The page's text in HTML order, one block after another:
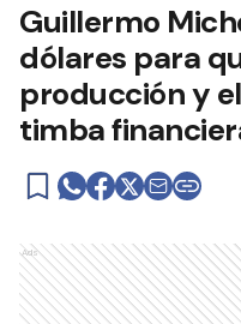
Guillermo
dólares para
producción y
timba
Ads